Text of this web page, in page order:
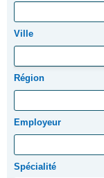
Ville
Région
Employeur
Spécialité